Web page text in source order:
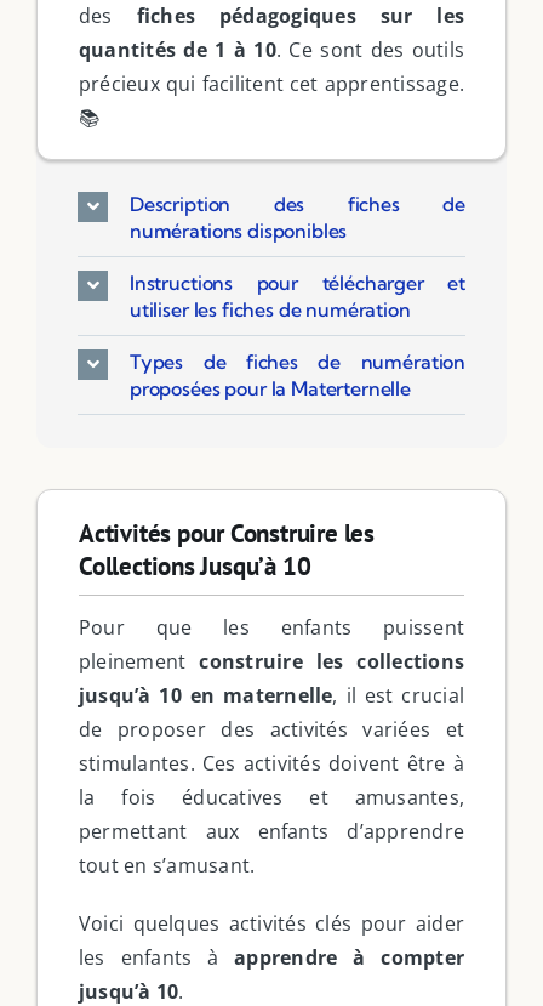
des fiches pédagogiques sur les
quantités de 1 à 10. Ce sont des outils
précieux qui facilitent cet apprentissage.
📚
Description des fiches de
numérations disponibles
Instructions pour télécharger et
utiliser les fiches de numération
Types de fiches de numération
proposées pour la Materternelle
Activités pour Construire les
Collections Jusqu’à 10
Pour que les enfants puissent
pleinementconstruire les collections
jusqu’à 10 en maternelle, il est crucial
de proposer des activités variées et
stimulantes. Ces activités doivent être à
la fois éducatives et amusantes,
permettant aux enfants d’apprendre
tout en s’amusant.
Voici quelques activités clés pour aider
les enfants àapprendre à compter
jusqu’à 10.
Filter by Custom Post Type
Jeux Ludiques
Podcasts
Ressources PDF
Niveaux Scolaires
Matières
Taxonomies
Articles de Blog